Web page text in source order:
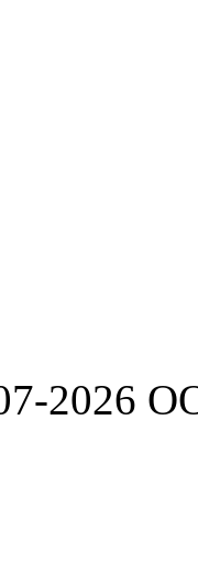
2026